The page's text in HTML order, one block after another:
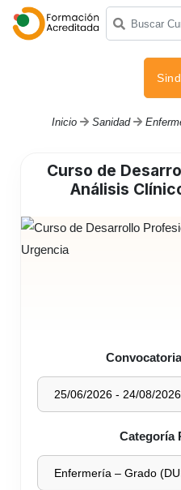
Inicio Sanidad
Curso de
Análisis
Categoría